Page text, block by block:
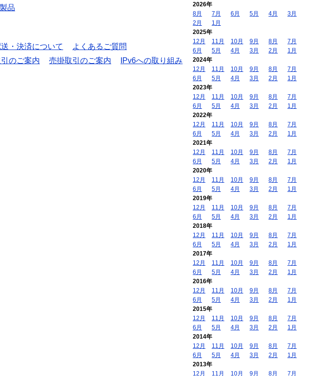
品
・決済について
よくあるご質問
のご案内 売掛取引のご案内
IPv6への取り組み
2026年
8月
7月 6月 5月 4月
3月
2月
1月
2025年
12月
11月 10月 9月 8月
7月
6月
5月 4月 3月 2月
1月
2024年
12月
11月 10月 9月 8月
7月
6月
5月 4月 3月 2月
1月
2023年
12月
11月 10月 9月 8月
7月
6月
5月 4月 3月 2月
1月
2022年
12月
11月 10月 9月 8月
7月
6月
5月 4月 3月 2月
1月
2021年
12月
11月 10月 9月 8月
7月
6月
5月 4月 3月 2月
1月
2020年
12月
11月 10月 9月 8月
7月
6月
5月 4月 3月 2月
1月
2019年
12月
11月 10月 9月 8月
7月
6月
5月 4月 3月 2月
1月
2018年
12月
11月 10月 9月 8月
7月
6月
5月 4月 3月 2月
1月
2017年
12月
11月 10月 9月 8月
7月
6月
5月 4月 3月 2月
1月
2016年
12月
11月 10月 9月 8月
7月
6月
5月 4月 3月 2月
1月
2015年
12月
11月 10月 9月 8月
7月
6月
5月 4月 3月 2月
1月
2014年
12月
11月 10月 9月 8月
7月
6月
5月 4月 3月 2月
1月
2013年
12月
11月 10月 9月 8月 7月